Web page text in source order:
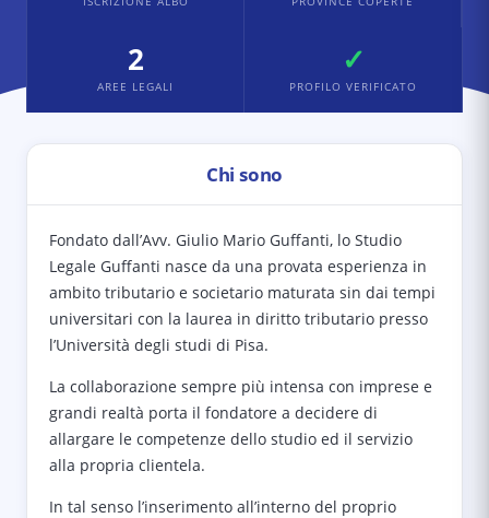
2
AREE LEGALI
✓
PROFILO VERIFICATO
Chi sono
Fondato dall’Avv. Giulio Mario Guffanti, lo Studio
Legale Guffanti nasce da una provata esperienza in
ambito tributario e societario maturata sin dai tempi
universitari con la laurea in diritto tributario presso
l’Università degli studi di Pisa.
La collaborazione sempre più intensa con imprese e
grandi realtà porta il fondatore a decidere di
allargare le competenze dello studio ed il servizio
alla propria clientela.
In tal senso l’inserimento all’interno del proprio